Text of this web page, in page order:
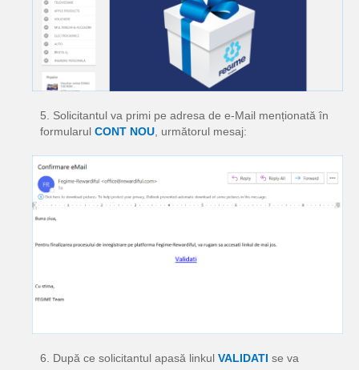
5. Solicitantul va primi pe adresa de e-Mail menționată în
formularul CONT NOU , următorul mesaj:
6. După ce solicitantul apasă linkul VALIDATI se va